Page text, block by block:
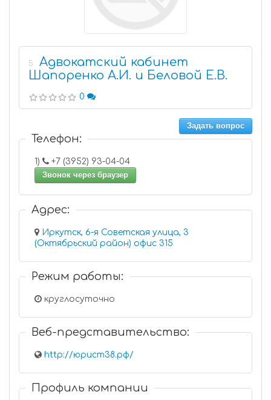
5
Адвокатский кабинет
Шапоренко А.И. и Беловой Е.В.
0
Задать вопрос
Телефон:
1)
+7 (3952) 93-04-04
Звонок через браузер
Адрес:
Иркутск, 6-я Советская улица, 3
(Октябрьский район) офис 315
Режим работы:
круглосуточно
Веб-представительство:
http://юрист38.рф/
Профиль компании